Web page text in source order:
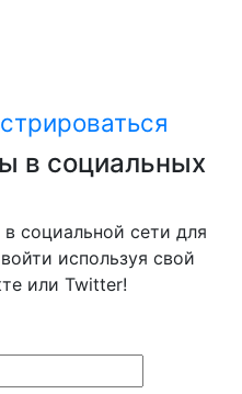
в социальных
социальной сети для
используя свой
или Twitter!